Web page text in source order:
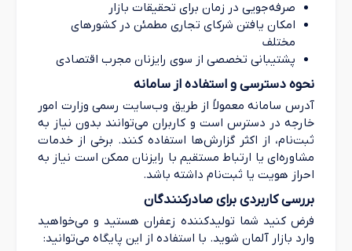
صرفه‌جویی در زمان برای تحقیقات بازار
امکان یافتن شرکای تجاری مطمئن در کشورهای
مختلف
پشتیبانی تخصصی از سوی رایزنان مجرب اقتصادی
نحوه دسترسی و استفاده از سامانه
آدرس سامانه معمولاً از طریق وب‌سایت رسمی وزارت امور
خارجه در دسترس است و کاربران می‌توانند بدون نیاز به
ثبت‌نام، از اکثر گزارش‌ها استفاده کنند. برخی از خدمات
مشاوره‌ای یا ارتباط مستقیم با رایزنان ممکن است نیاز به
احراز هویت یا ثبت‌نام داشته باشد.
بررسی کاربردی برای صادرکنندگان
فرض کنید شما تولیدکننده زعفران هستید و می‌خواهید
وارد بازار آلمان شوید. با استفاده از این پایگاه می‌توانید: